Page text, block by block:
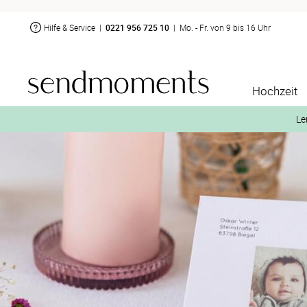
Hilfe & Service | 0221 956 725 10 | Mo. - Fr. von 9 bis 16 Uhr
Hochzeit
2. Aktiviere